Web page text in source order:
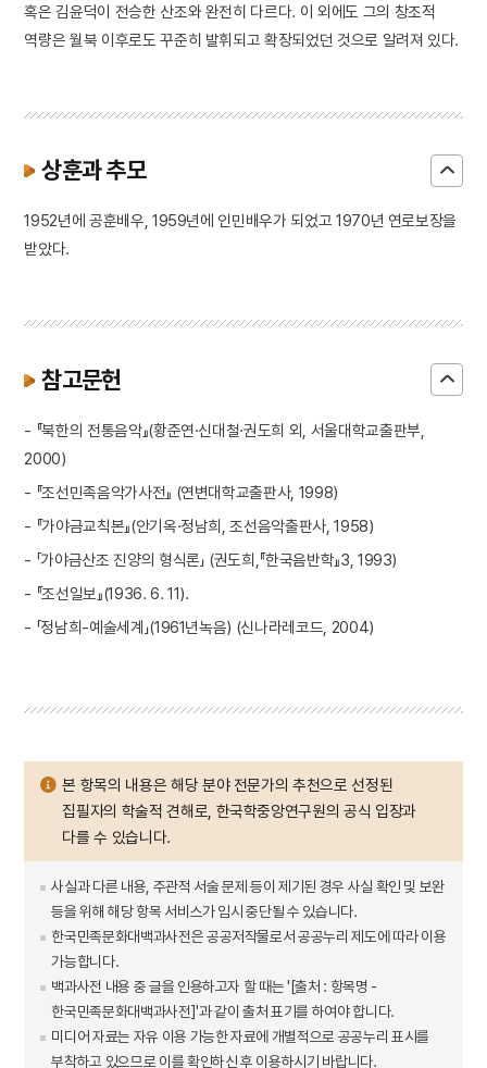
혹은 김윤덕이 전승한 산조와 완전히 다르다. 이 외에도 그의 창조적
역량은 월북 이후로도 꾸준히 발휘되고 확장되었던 것으로 알려져 있다.
상훈과 추모
1952년에 공훈배우, 1959년에 인민배우가 되었고 1970년 연로보장을
받았다.
참고문헌
- 『북한의 전통음악』(황준연·신대철·권도희 외, 서울대학교출판부,
2000)
- 『조선민족음악가사전』 (연변대학교출판사, 1998)
- 『가야금교칙본』(안기옥·정남희, 조선음악출판사, 1958)
- 「가야금산조 진양의 형식론」 (권도희,『한국음반학』3, 1993)
- 『조선일보』(1936. 6. 11).
- 「정남희-예술세계」(1961년녹음) (신나라레코드, 2004)
본 항목의 내용은 해당 분야 전문가의 추천으로 선정된
집필자의 학술적 견해로, 한국학중앙연구원의 공식 입장과
다를 수 있습니다.
사실과 다른 내용, 주관적 서술 문제 등이 제기된 경우 사실 확인 및 보완
등을 위해 해당 항목 서비스가 임시 중단될 수 있습니다.
한국민족문화대백과사전은 공공저작물로서 공공누리 제도에 따라 이용
가능합니다.
백과사전 내용 중 글을 인용하고자 할 때는 '[출처 : 항목명 -
한국민족문화대백과사전]'과 같이 출처 표기를 하여야 합니다.
미디어 자료는 자유 이용 가능한 자료에 개별적으로 공공누리 표시를
부착하고 있으므로 이를 확인하신 후 이용하시기 바랍니다.